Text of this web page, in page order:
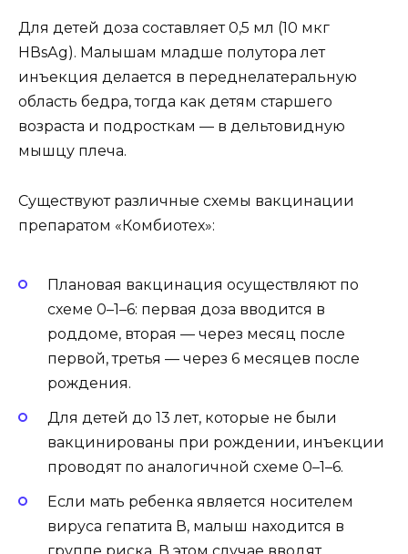
Для детей доза составляет 0,5 мл (10 мкг
НВsАg). Малышам младше полутора лет
инъекция делается в переднелатеральную
область бедра, тогда как детям старшего
возраста и подросткам — в дельтовидную
мышцу плеча.
Существуют различные схемы вакцинации
препаратом «Комбиотех»:
Плановая вакцинация осуществляют по
схеме 0–1–6: первая доза вводится в
роддоме, вторая — через месяц после
первой, третья — через 6 месяцев после
рождения.
Для детей до 13 лет, которые не были
вакцинированы при рождении, инъекции
проводят по аналогичной схеме 0–1–6.
Если мать ребенка является носителем
вируса гепатита В, малыш находится в